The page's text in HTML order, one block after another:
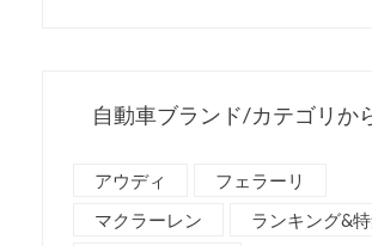
自動車ブランド/カテゴリか
アウディ
フェラーリ
マクラーレン
ランキング&